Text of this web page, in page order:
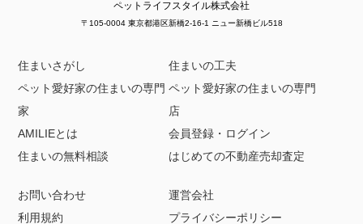
ペットライフスタイル株式会社
〒105-0004 東京都港区新橋2-16-1 ニュー新橋ビル518
住まいさがし
住まいの工夫
ペット愛好家の住まいの専門
家
ペット愛好家の住まいの専門
店
AMILIEとは
会員登録・ログイン
住まいの無料相談
はじめての不動産売却査定
お問い合わせ
運営会社
利用規約
プライバシーポリシー